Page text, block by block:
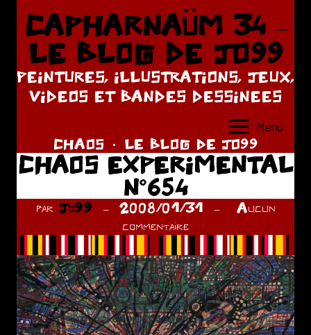
Aller
contenu
CAPHARNAÜM 34 –
LE BLOG DE JO99
PEINTURES, ILLUSTRATIONS, JEUX,
VIDEOS ET BANDES DESSINEES
Menu
CHAOS LE BLOG DE JO99
CHAOS EXPERIMENTAL
N°654
par Jo99 2008/01/31
Aucun
commentaire